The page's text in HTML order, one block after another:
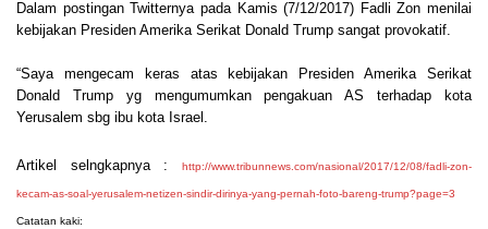
Dalam postingan Twitternya pada Kamis (7/12/2017) Fadli Zon menilai
kebijakan Presiden Amerika Serikat Donald Trump sangat provokatif.
“Saya mengecam keras atas kebijakan Presiden Amerika Serikat
Donald Trump yg mengumumkan pengakuan AS terhadap kota
Yerusalem sbg ibu kota Israel.
Artikel selngkapnya : http://www.tribunnews.com/nasional/2017/12/08/fadli-zon-
kecam-as-soal-yerusalem-netizen-sindir-dirinya-yang-pernah-foto-bareng-trump?page=3
Catatan kaki: